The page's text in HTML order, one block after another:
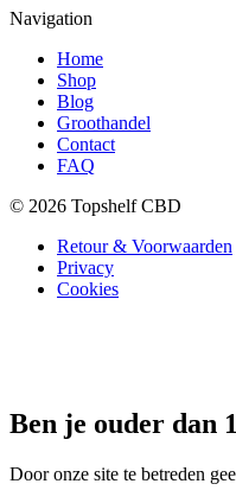
Navigation
Home
Shop
Blog
Groothandel
Contact
FAQ
© 2026 Topshelf CBD
Retour & Voorwaarden
Privacy
Cookies
Ben je ouder dan
Door onze site te betreden